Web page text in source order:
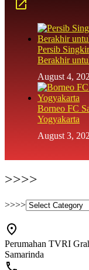
Persib
Berakhir
August 4,
Borneo FC
Yogyakarta
August 3,
>>>>
>>>>
Perumahan TVRI
Samarinda